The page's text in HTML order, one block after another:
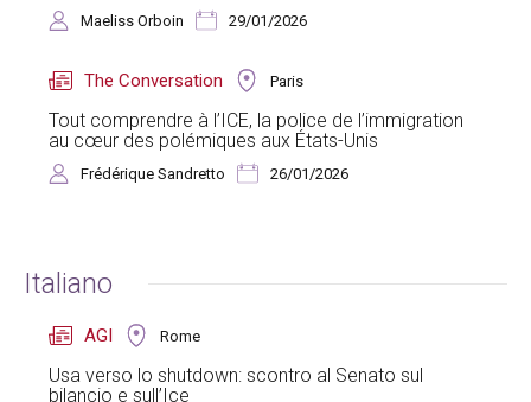
Maeliss Orboin 29/01/2026
The Conversation Paris
Tout comprendre à l’ICE, la police de l’immigration
au cœur des polémiques aux États-Unis
Frédérique Sandretto 26/01/2026
Italiano
AGI Rome
Usa verso lo shutdown: scontro al Senato sul
bilancio e sull’Ice